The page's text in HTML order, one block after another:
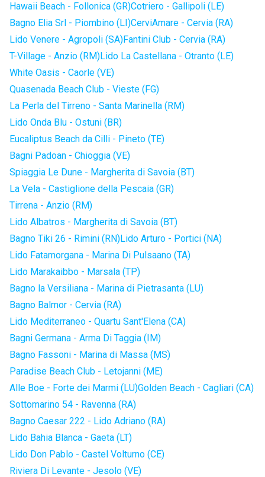
Hawaii Beach - Follonica (GR)Cotriero - Gallipoli (LE)
Bagno Elia Srl - Piombino (LI)CerviAmare - Cervia (RA)
Lido Venere - Agropoli (SA)Fantini Club - Cervia (RA)
T-Village - Anzio (RM)Lido La Castellana - Otranto (LE)
White Oasis - Caorle (VE)
Quasenada Beach Club - Vieste (FG)
La Perla del Tirreno - Santa Marinella (RM)
Lido Onda Blu - Ostuni (BR)
Eucaliptus Beach da Cilli - Pineto (TE)
Bagni Padoan - Chioggia (VE)
Spiaggia Le Dune - Margherita di Savoia (BT)
La Vela - Castiglione della Pescaia (GR)
Tirrena - Anzio (RM)
Lido Albatros - Margherita di Savoia (BT)
Bagno Tiki 26 - Rimini (RN)Lido Arturo - Portici (NA)
Lido Fatamorgana - Marina Di Pulsaano (TA)
Lido Marakaibbo - Marsala (TP)
Bagno la Versiliana - Marina di Pietrasanta (LU)
Bagno Balmor - Cervia (RA)
Lido Mediterraneo - Quartu Sant'Elena (CA)
Bagni Germana - Arma Di Taggia (IM)
Bagno Fassoni - Marina di Massa (MS)
Paradise Beach Club - Letojanni (ME)
Alle Boe - Forte dei Marmi (LU)Golden Beach - Cagliari (CA)
Sottomarino 54 - Ravenna (RA)
Bagno Caesar 222 - Lido Adriano (RA)
Lido Bahia Blanca - Gaeta (LT)
Lido Don Pablo - Castel Volturno (CE)
Riviera Di Levante - Jesolo (VE)